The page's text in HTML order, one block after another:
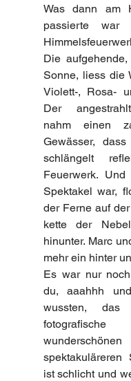
Was dann am
passierte war
Die
Sonne, liess die
Violett-, Rosa-
Der
nahm einen
Gewässer,
schlängelt
Feuerwerk.
Spektakel war,
der Ferne auf
kette der
hinunter. Marc
mehr ein hinter
Es war nur
du, aaahhh
wussten,
fotografische
spektakuläreren
ist schlicht und